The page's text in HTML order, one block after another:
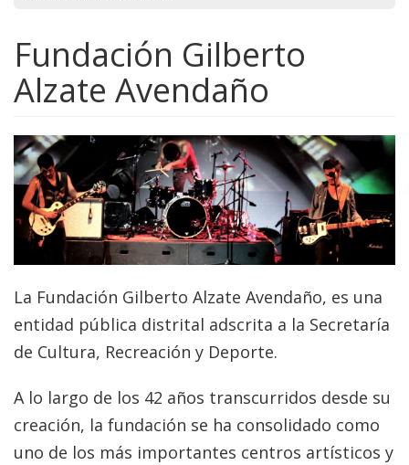
Fundación Gilberto
Alzate Avendaño
La Fundación Gilberto Alzate Avendaño, es una
entidad pública distrital adscrita a la Secretaría
de Cultura, Recreación y Deporte.
A lo largo de los 42 años transcurridos desde su
creación, la fundación se ha consolidado como
uno de los más importantes centros artísticos y